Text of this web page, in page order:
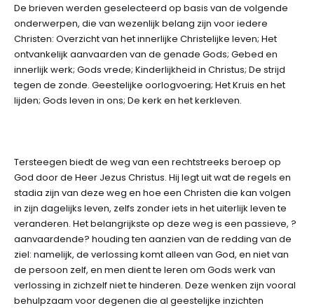
De brieven werden geselecteerd op basis van de volgende
onderwerpen, die van wezenlijk belang zijn voor iedere
Christen: Overzicht van het innerlijke Christelijke leven; Het
ontvankelijk aanvaarden van de genade Gods; Gebed en
innerlijk werk; Gods vrede; Kinderlijkheid in Christus; De strijd
tegen de zonde. Geestelijke oorlogvoering; Het Kruis en het
lijden; Gods leven in ons; De kerk en het kerkleven.
Tersteegen biedt de weg van een rechtstreeks beroep op
God door de Heer Jezus Christus. Hij legt uit wat de regels en
stadia zijn van deze weg en hoe een Christen die kan volgen
in zijn dagelijks leven, zelfs zonder iets in het uiterlijk leven te
veranderen. Het belangrijkste op deze weg is een passieve, ?
aanvaardende? houding ten aanzien van de redding van de
ziel: namelijk, de verlossing komt alleen van God, en niet van
de persoon zelf, en men dient te leren om Gods werk van
verlossing in zichzelf niet te hinderen. Deze wenken zijn vooral
behulpzaam voor degenen die al geestelijke inzichten